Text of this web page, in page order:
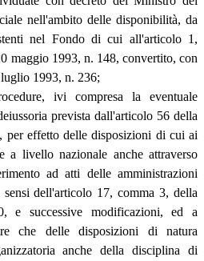
nell'ambito delle disponibilità, da
nel Fondo di cui all'articolo 1,
maggio 1993, n. 148, convertito, con
1993, n. 236;
ivi compresa la eventuale
prevista dall'articolo 56 della
per effetto delle disposizioni di cui ai
a livello nazionale anche attraverso
ad atti delle amministrazioni
dell'articolo 17, comma 3, della
e successive modificazioni, ed a
che delle disposizioni di natura
anche della disciplina di